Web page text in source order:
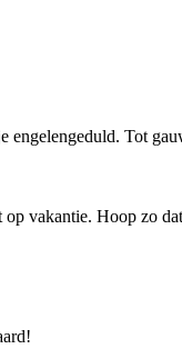
engelengeduld. Tot
op vakantie. Hoop zo